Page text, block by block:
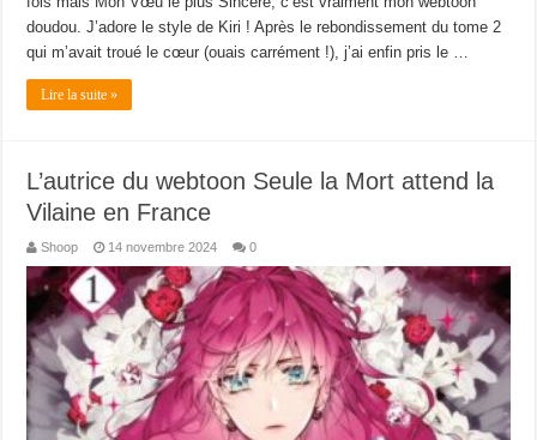
doudou. J’adore le style de Kiri ! Après le rebondissement du tome 2
qui m’avait troué le cœur (ouais carrément !), j’ai enfin pris le …
Lire la suite »
L’autrice du webtoon Seule la Mort attend la
Vilaine en France
Shoop 14 novembre 2024 0